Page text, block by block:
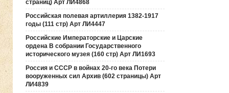
страниц) Арт ЛИ4868
Российская полевая артиллерия 1382-1917
годы (111 стр) Арт ЛИ4447
Российские Императорские и Царские
ордена В собрании Государственного
исторического музея (160 стр) Арт ЛИ1693
Россия и СССР в войнах 20-го века Потери
вооруженных сил Архив (602 страницы) Арт
ЛИ4839